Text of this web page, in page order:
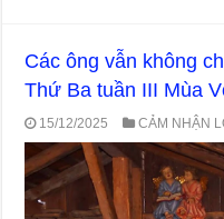
Các ông vẫn không
Thứ Ba tuần III Mùa
15/12/2025 CẢM NHẬN